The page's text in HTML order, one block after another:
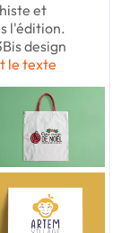
et
l'édition.
design
le texte